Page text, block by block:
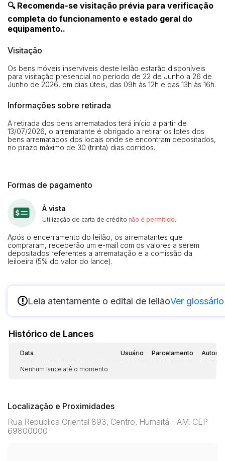
🔍 Recomenda-se visitação prévia para verificação
completa do funcionamento e estado geral do
equipamento..
Visitação
Os bens móveis inservíveis deste leilão estarão disponíveis
para visitação presencial no período de 22 de Junho a 26 de
Junho de 2026, em dias úteis, das 09h às 12h e das 13h às 16h.
Informações sobre retirada
A retirada dos bens arrematados terá início a partir de
13/07/2026, o arrematante é obrigado a retirar os lotes dos
bens arrematados dos locais onde se encontram depositados,
no prazo máximo de 30 (trinta) dias corridos.
Formas de pagamento
À vista
Utilização de carta de crédito não é permitido
Após o encerramento do leilão, os arrematantes que
compraram, receberão um e-mail com os valores a serem
depositados referentes a arrematação e a comissão da
leiloeira (5% do valor do lance).
! Leia atentamente o edital de leilãoVer
Histórico de Lances
Data Usuário Parcelamento
Nenhum lance até o momento
Localização e Proximidades
Rua Republica Oriental 893, Centro, Humaitá - AM. CEP
69800000